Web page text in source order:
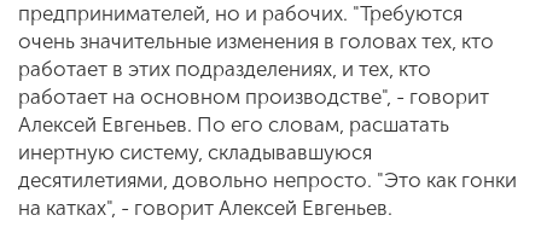
предпринимателей, но и рабочих. "Требуются
очень значительные изменения в головах тех, кто
работает в этих подразделениях, и тех, кто
работает на основном производстве", - говорит
Алексей Евгеньев. По его словам, расшатать
инертную систему, складывавшуюся
десятилетиями, довольно непросто. "Это как гонки
на катках", - говорит Алексей Евгеньев.